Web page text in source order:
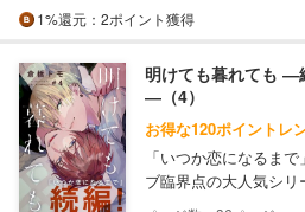
1%還元 ：2ポイント獲得
明けても暮れても ―
―（4）
お得な120ポイントレ
「いつか恋になるま
ブ臨界点の大人気シリ